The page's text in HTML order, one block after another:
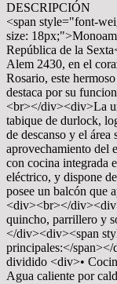
DESCRIPCIÓN
<span style="font-
size:
República de la
Alem 2430, en el
Rosario, este
destaca por su
<br></div><div>La
tabique de durlock,
de descanso y el
aprovechamiento del
con cocina integrada
eléctrico, y dispone
posee un balcón que
<div><br></
quincho, parrillero y
</div><div><span
principales:</
dividido <div>•
Agua caliente por